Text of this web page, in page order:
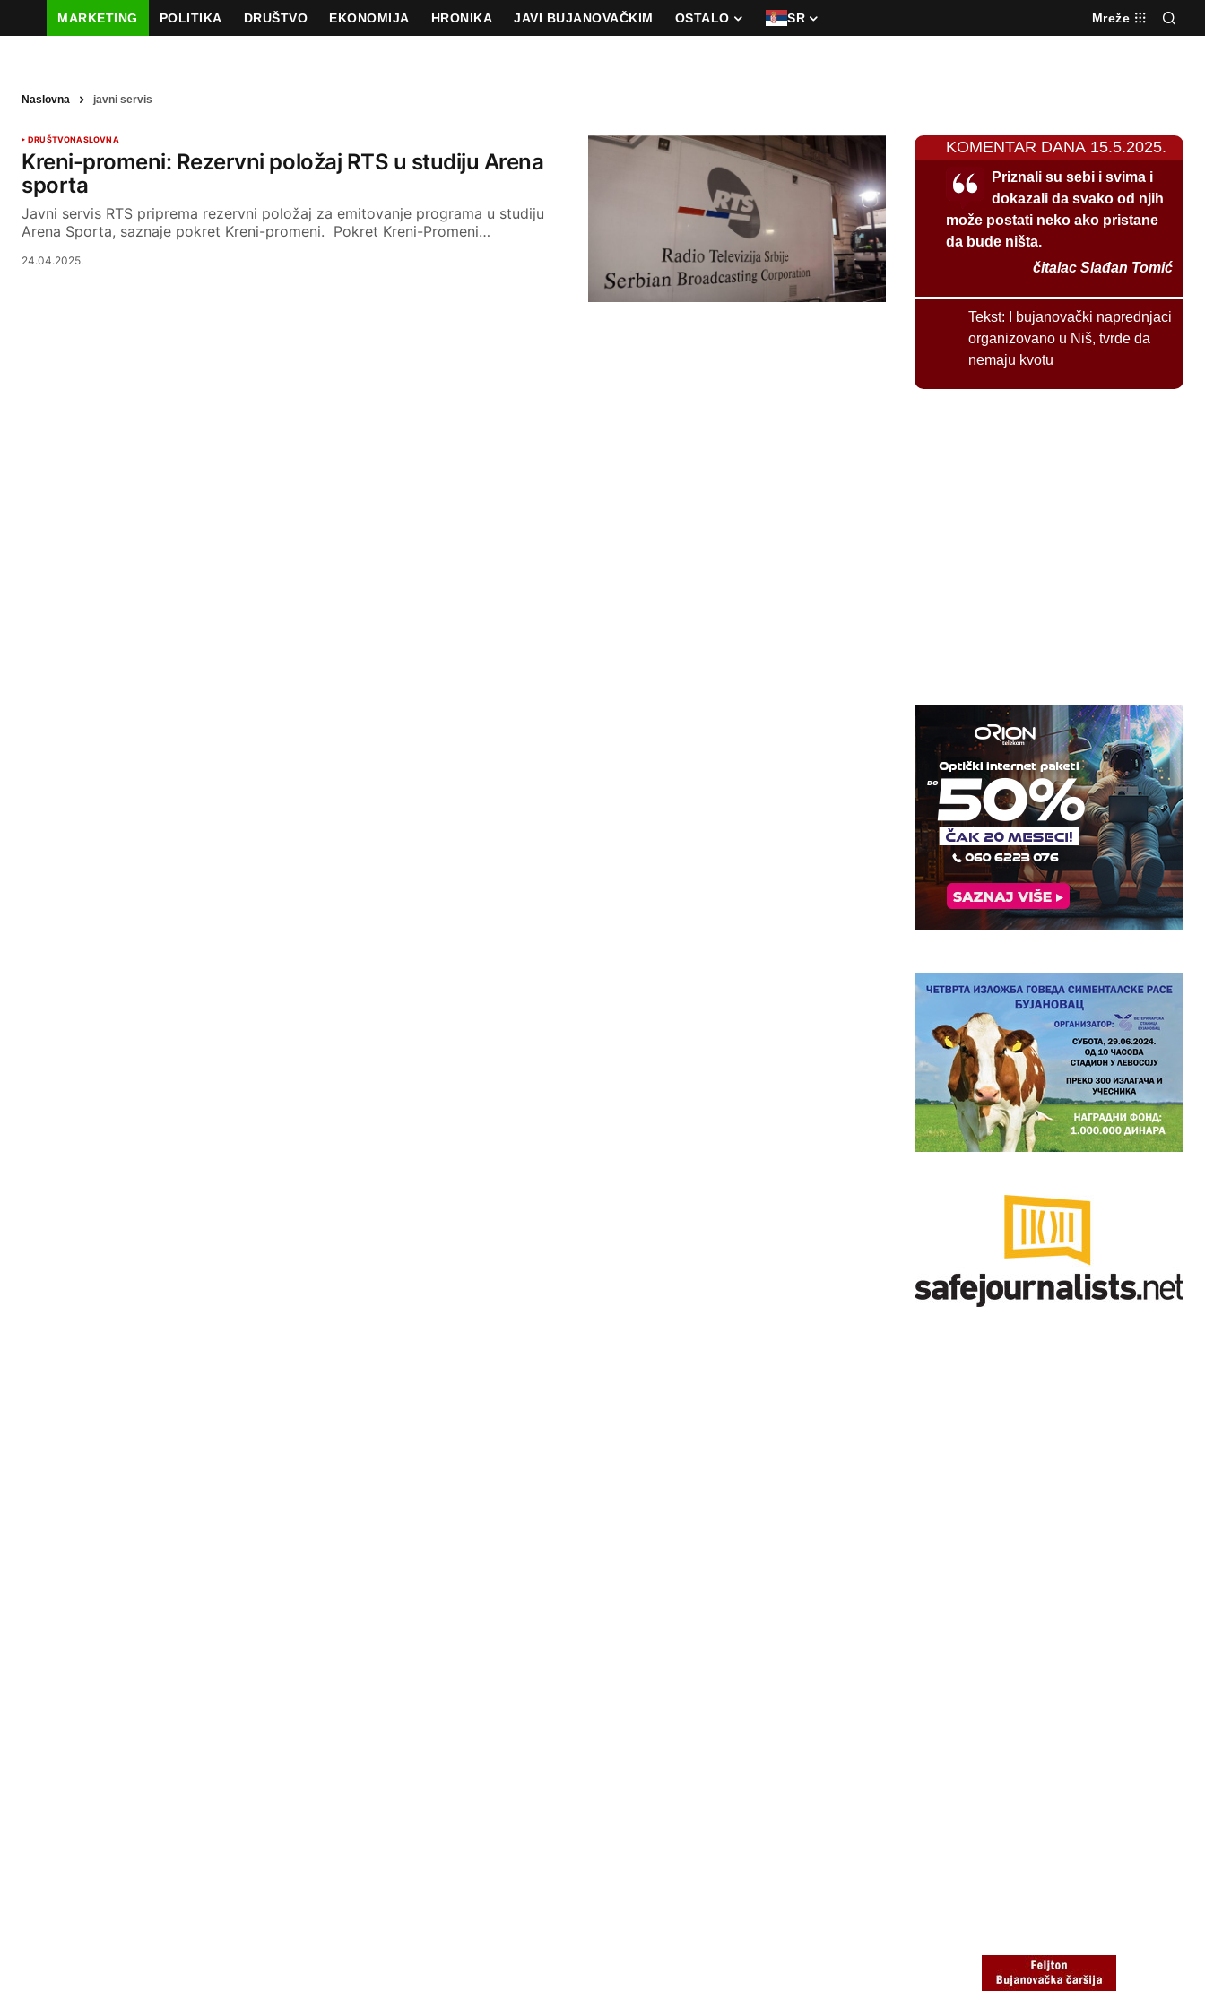
MARKETING POLITIKA DRUŠTVO EKONOMIJA HRONIKA JAVI BUJANOVAČKIM OSTALO SR Mreže
Naslovna javni servis
DRUŠTVONASLOVNA
Kreni-promeni: Rezervni položaj RTS u studiju Arena
sporta
Javni servis RTS priprema rezervni položaj za emitovanje programa u studiju
Arena Sporta, saznaje pokret Kreni-promeni. Pokret Kreni-Promeni…
24.04.2025.
KOMENTAR DANA 15.5.2025.
Priznali su sebi i svima i
dokazali da svako od njih
može postati neko ako pristane
da bude ništa.
čitalac Slađan Tomić
Tekst:
I bujanovački naprednjaci
organizovano u Niš, tvrde da
nemaju kvotu